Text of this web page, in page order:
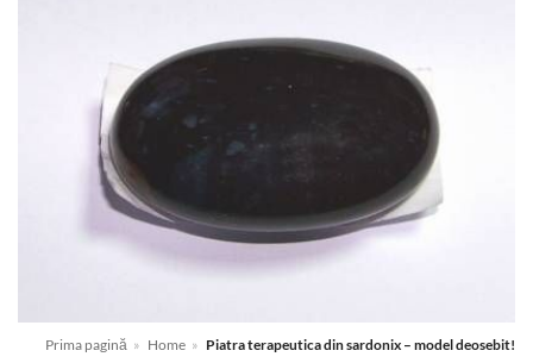
Prima pagină » Home » Piatra terapeutica din sardonix – model deosebit!